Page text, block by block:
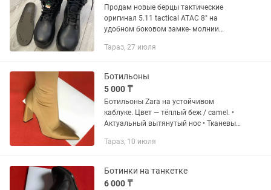
Продам новые берцы тактические
оригинал 5.11 tactical ATAC 8" на
удобном боковом замке- молнии
этикетке 45, по факту наш размер 44, (с
Тараз, 27 июля
Ботильоны
5 000 ₸
Ботильоны Zara на устойчивом
каблуке. Цвет — тёплый беж / camel. •
Актуальный вытянутый нос • Тканевый
Устойчивый широкий каблук •
Тараз, 10 июля
Ботинки на танкетке
6 000 ₸